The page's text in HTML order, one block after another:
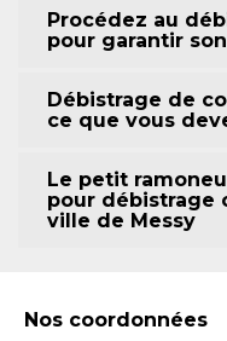
Procédez au
pour garantir
Débistrage de
ce que vous
Le petit
pour débistrage
ville de Messy
Nos coordonnées